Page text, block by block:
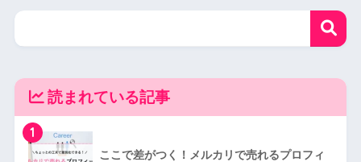
読まれている記事
1
ここで差がつく！メルカリで売れるプロフィ